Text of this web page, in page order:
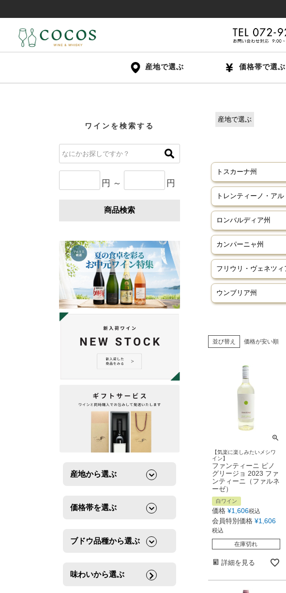
産地で選ぶ 価格帯で選ぶ
ワインを検索する
円 ～ 円
商品検索
産地から選ぶ
価格帯を選ぶ
ブドウ品種から選ぶ
味わいから選ぶ
産地で選ぶ
トスカーナ州
ロンバルディア州
カンパーニャ州
ウンブリア州
並び替え 価格が安い順
【気楽に楽しみたいメシワ
イン】
ファンティーニ ピノ
グリージョ 2023 ファ
ンティーニ（ファルネ
ーゼ）
白ワイン
価格 ¥1,606税込
会員特別価格 ¥1,606
税込
在庫切れ
詳細を見る